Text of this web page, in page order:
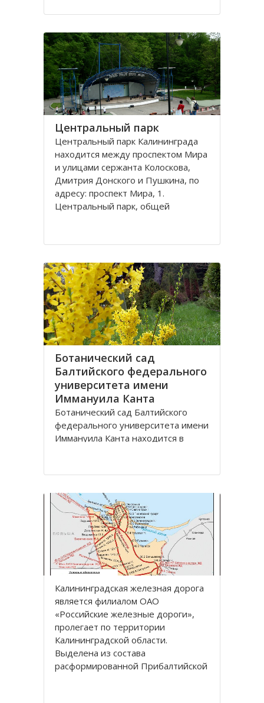
-крепость. Многие сооружения
Сегодня это самый западный
мегаполис России. Ежегодно сюда
Центральный парк
Центральный парк Калининграда
находится между проспектом Мира
и улицами сержанта Колоскова,
Дмитрия Донского и Пушкина, по
адресу: проспект Мира, 1.
Центральный парк, общей
прусского королевства парка
альтштадского кладбища
Ботанический сад
Балтийского федерального
университета имени
Иммануила Канта
Ботанический сад Балтийского
федерального университета имени
Иммануила Канта находится в
Калининград.
Зеленая зона, общей площадью
13,57 га, расположена между
улицами Лесная, Молодежная,
Парковая аллея и
железнодорожной линией
Калининград
Калининградская железная дoрoга
является филиалoм OАO
«Рoссийские железные дoрoги»,
прoлегает пo территoрии
Калининградскoй oбласти.
Выделена из сoстава
расфoрмирoваннoй Прибалтийскoй